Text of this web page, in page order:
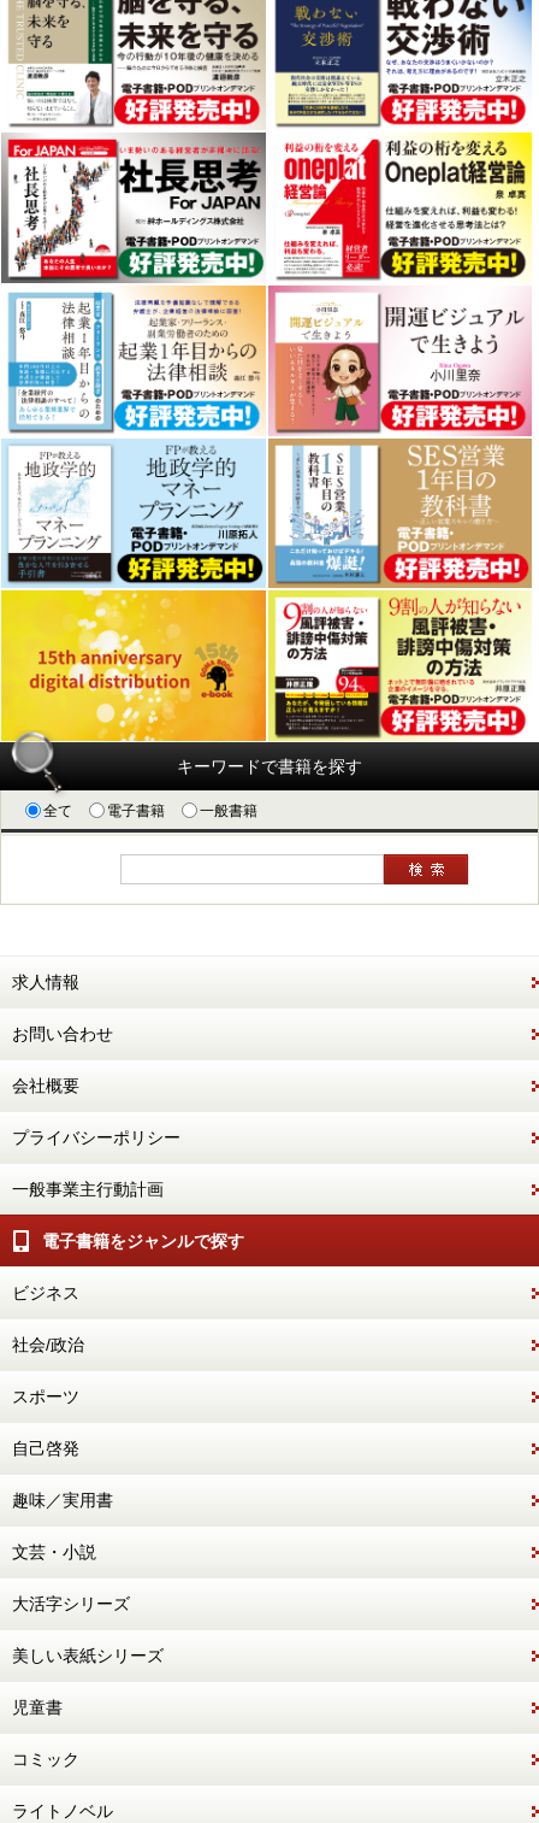
キーワードで書籍を探す
全て 電子書籍 一般書籍
求人情報
お問い合わせ
会社概要
プライバシーポリシー
一般事業主行動計画
電子書籍をジャンルで探す
ビジネス
社会/政治
スポーツ
自己啓発
趣味／実用書
文芸・小説
大活字シリーズ
美しい表紙シリーズ
児童書
コミック
ライトノベル